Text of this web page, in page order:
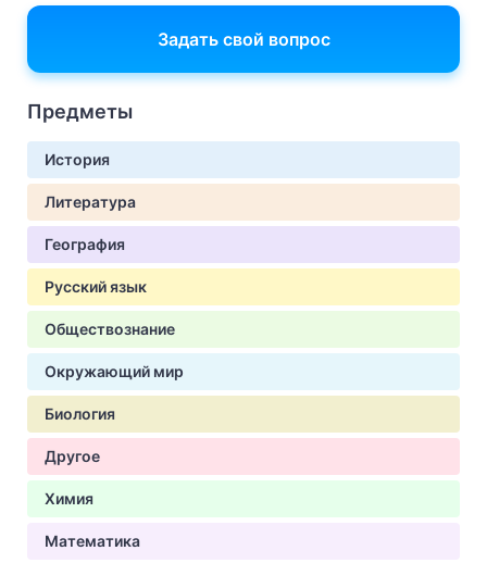
Задать свой вопрос
Предметы
История
Литература
География
Русский язык
Обществознание
Окружающий мир
Биология
Другое
Химия
Математика